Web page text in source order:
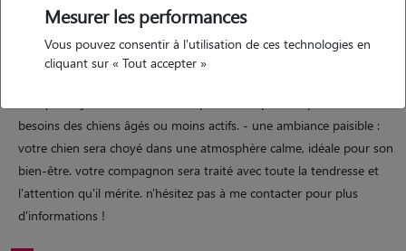
environnement idéal calme, sécurisé et rempli d'attention. je vous
petit jardin clos et sécurisé, parfait pour que votre compagnon se
besoins des chiens âgés ou moins actifs. - une ambiance paisible :
votre chien sera choyé dans une atmosphère calme, idéale pour son
bien-être. votre compagnon sera traité avec toute la tendresse et
l'attention qu'il mérite. n'hésitez pas à me contacter pour plus
d'informations !
Mesurer les performances
Vous pouvez consentir à l'utilisation de ces technologies en
cliquant sur « Tout accepter »